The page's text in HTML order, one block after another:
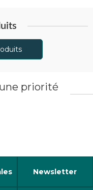
priorité
Newsletter